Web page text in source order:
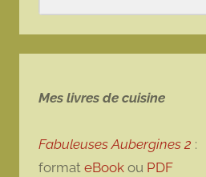
Mes livres de cuisine
Fabuleuses Aubergines 2 :
format eBook ou PDF